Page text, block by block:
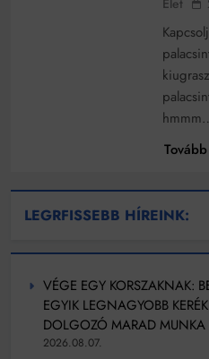
működik, ha jól van felújítva
Ingatlanpiaci szakértők szerint
nőhetnek a bérleti díjak a
Munkácsy nem Krisztust szépítette
Ahol köszönnek, ott még van
Amikor a Tetris boldogabbá tesz,
Karinthy Frigyes: a zseni, aki
Ki akarsz törni. De miből?
Az öregség nem csak ránc?
Az ördög még mindig Pradát
hozzá?
Élet
Tovább
LEGRFISSEBB HÍREINK:
VÉGE EGY KORSZAKNAK:
EGYIK LEGNAGYOBB
DOLGOZÓ MARAD MUNKA
2026.08.07.